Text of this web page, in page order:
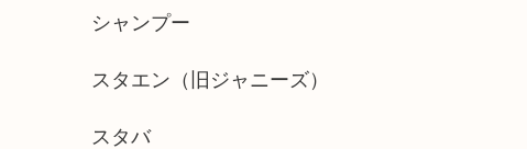
シャンプー
スタエン（旧ジャニーズ）
スタバ